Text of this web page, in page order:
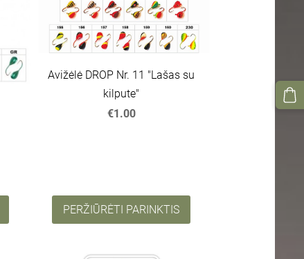
Avižėlė DROP Nr. 11 "Lašas su
kilpute"
€1.00
PERŽIŪRĖTI PARINKTIS